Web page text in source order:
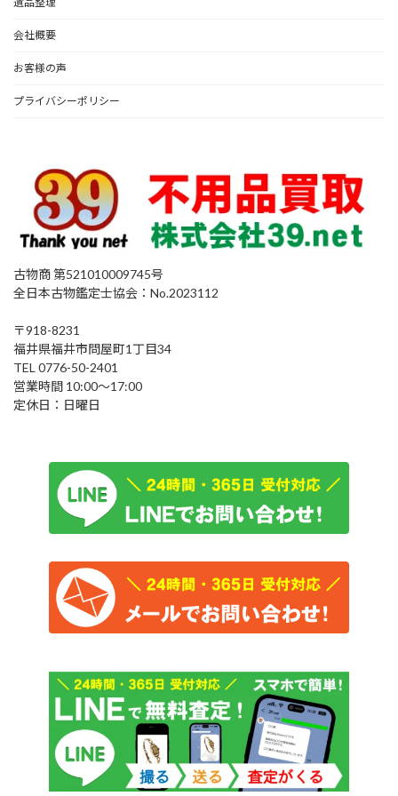
会社概要
お客様の声
プライバシーポリシー
古物商 第521010009745号
全日本古物鑑定士協会：No.2023112
〒918-8231
福井県福井市問屋町1丁目34
TEL 0776-50-2401
営業時間 10:00～17:00
定休日：日曜日